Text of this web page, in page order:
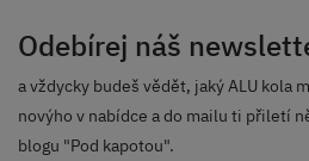
Odebírej náš
a vždycky budeš vědět, jaký ALU kola
novýho v nabídce a do mailu ti přiletí
blogu "Pod kapotou".